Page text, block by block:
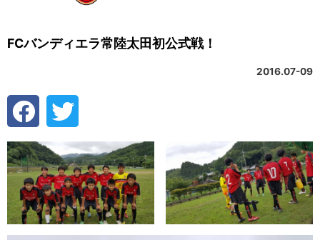
FCバンディエラ常陸太田初公式戦！
2016.07-09